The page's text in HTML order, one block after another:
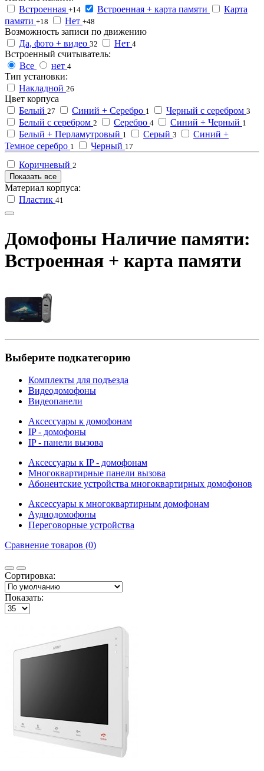
Встроенная +14 Встроенная + карта памяти
Карта
памяти +18 Нет +48
Возможность записи по движению
Да, фото + видео 32 Нет 4
Встроенный считыватель:
Все
нет 4
Тип установки:
Накладной 26
Цвет корпуса
Белый 27 Синий + Серебро 1 Черный с серебром 3
Белый с серебром 2 Серебро 4 Синий + Черный 1
Белый + Перламутровый 1 Серый 3
Синий +
Темное серебро 1 Черный 17
Коричневый 2
Показать все
Материал корпуса:
Пластик 41
Домофоны Наличие памяти:
Встроенная + карта памяти
Выберите подкатегорию
Комплекты для подъезда
Видеодомофоны
Видеопанели
Аксессуары к домофонам
IP - домофоны
IP - панели вызова
Аксессуары к IP - домофонам
Многоквартирные панели вызова
Абонентские устройства многоквартирных домофонов
Аксессуары к многоквартирным домофонам
Аудиодомофоны
Переговорные устройства
Сравнение товаров (0)
Сортировка:
Показать: